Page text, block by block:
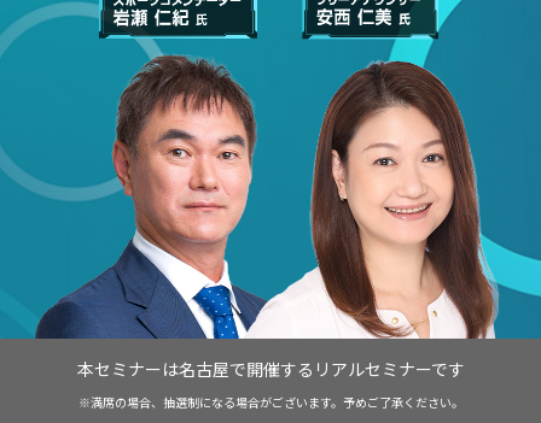
本セミナーは名古屋で開催するリアルセミナーです
※満席の場合、抽選制になる場合がございます。予めご了承ください。